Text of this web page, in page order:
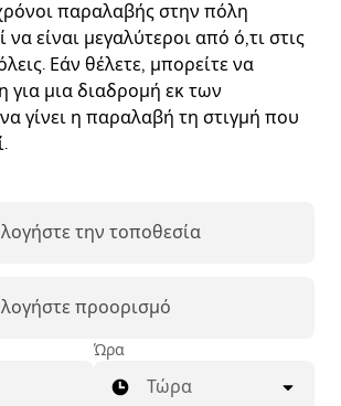
παραλαβής στην πόλη
να είναι μεγαλύτεροι από ό,τι στις
Εάν θέλετε, μπορείτε να
για μια διαδρομή εκ των
γίνει η παραλαβή τη στιγμή που
την τοποθεσία
προορισμό
Ώρα
Τώρα